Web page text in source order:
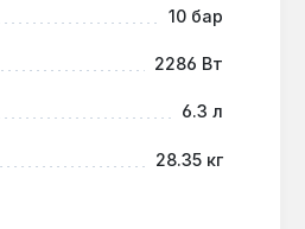
10 бар
2286 Вт
6.3 л
28.35 кг